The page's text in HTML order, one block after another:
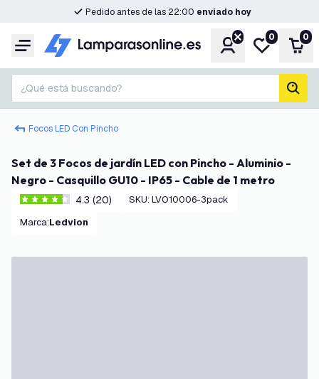
Pedido antes de las 22:00 enviado hoy
Menú CuentaMi lista de
0 0
¿Qué está buscando?
Focos LED Con Pincho
Set de 3 Focos de jardín LED con Pincho - Aluminio -
Negro - Casquillo GU10 - IP65 - Cable de 1 metro
4.3 estrellas de puntuación
4.3 (20) SKU: LVO10006-3pack
Marca: Ledvion